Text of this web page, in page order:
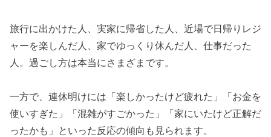
旅行に出かけた人、実家に帰省した人、近場で日帰りレジ
ャーを楽しんだ人、家でゆっくり休んだ人、仕事だった
人。過ごし方は本当にさまざまです。
一方で、連休明けには「楽しかったけど疲れた」「お金を
使いすぎた」「混雑がすごかった」「家にいたけど正解だ
ったかも」といった反応の傾向も見られます。